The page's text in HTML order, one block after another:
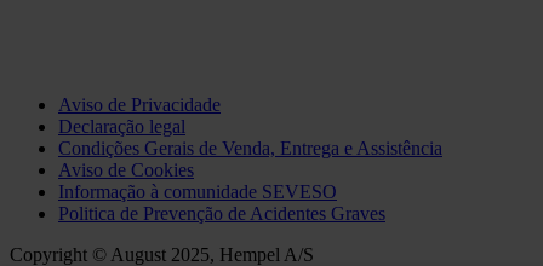
Aviso de Privacidade
Declaração legal
Condições Gerais de Venda, Entrega e Assistência
Aviso de Cookies
Informação à comunidade SEVESO
Politica de Prevenção de Acidentes Graves
Copyright © August 2025, Hempel A/S